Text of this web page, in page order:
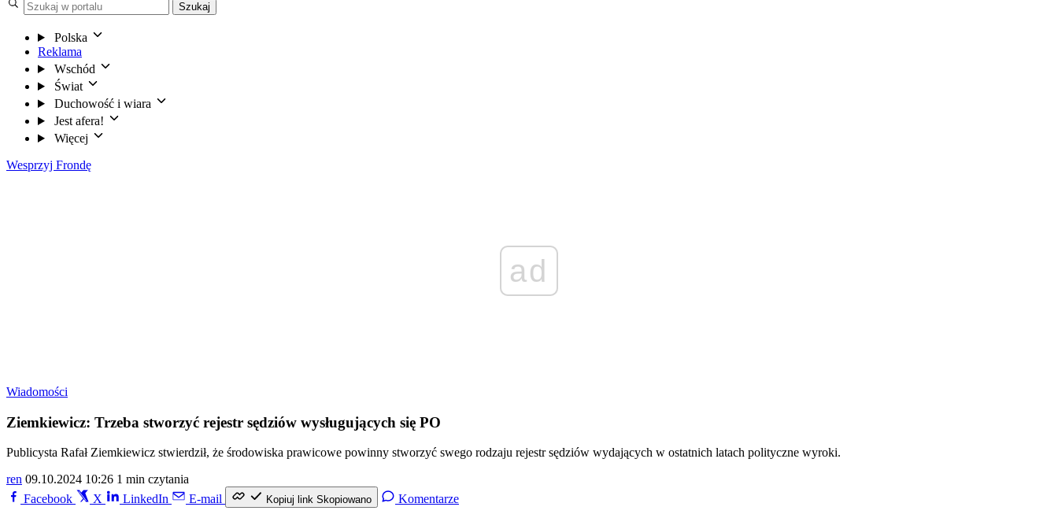
Szukaj
Polska
Reklama
Wschód
Świat
Duchowość i wiara
Jest afera!
Więcej
Wesprzyj Frondę
ad
Wiadomości
Ziemkiewicz: Trzeba stworzyć rejestr sędziów wysługujących się PO
Publicysta Rafał Ziemkiewicz stwierdził, że środowiska prawicowe powinny stworzyć swego rodzaju rejestr sędziów wydających w ostatnich latach polityczne wyroki.
ren 09.10.2024 10:26 1 min czytania
Facebook
X LinkedIn E-mail Kopiuj link Skopiowano Komentarze